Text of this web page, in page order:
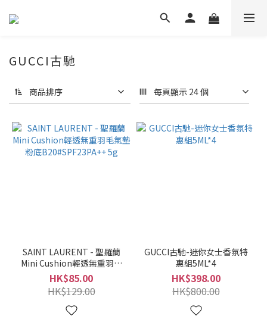
GUCCI古馳
商品排序 每頁顯示 24 個
SAINT LAURENT - 聖羅蘭
Mini Cushion輕透無重羽毛
氣墊粉底B20#SPF23PA++
5g
HK$85.00
HK$129.00
GUCCI古馳-迷你女士香氛特
惠組5ML*4
HK$398.00
HK$800.00